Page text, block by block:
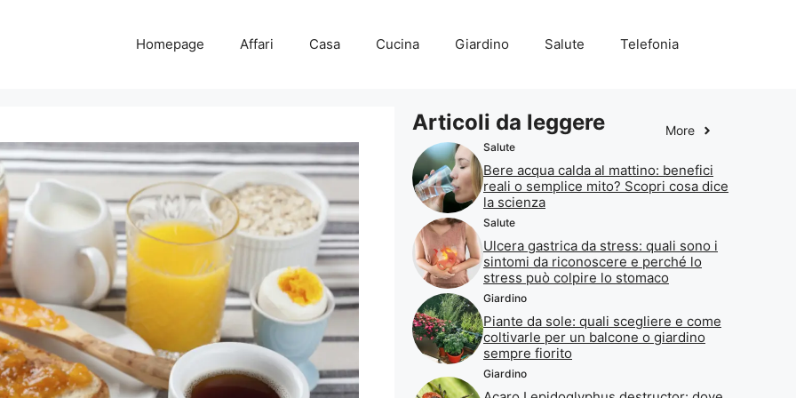
Homepage Affari Casa Cucina Giardino Salute Telefonia
Articoli da leggere More
Salute
Bere acqua calda al mattino: benefici
reali o semplice mito? Scopri cosa dice
la scienza
Salute
Ulcera gastrica da stress: quali sono i
sintomi da riconoscere e perché lo
stress può colpire lo stomaco
Giardino
Piante da sole: quali scegliere e come
coltivarle per un balcone o giardino
sempre fiorito
Giardino